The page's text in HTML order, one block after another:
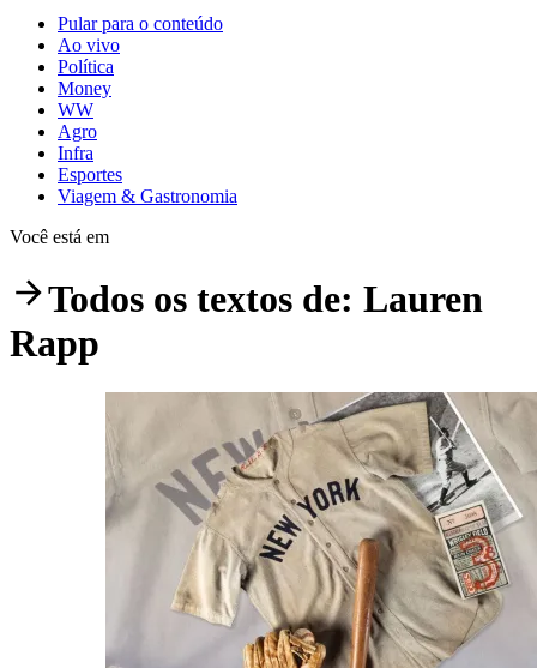
Pular para o conteúdo
Ao vivo
Política
Money
WW
Agro
Infra
Esportes
Viagem & Gastronomia
Você está em
Todos os textos de: Lauren
Rapp